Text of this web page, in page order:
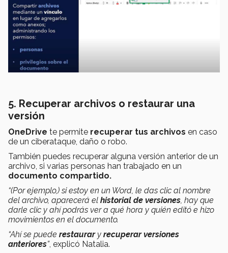
5. Recuperar archivos o restaurar una
versión
OneDrive te permite recuperar tus archivos en caso
de un ciberataque, daño o robo.
También puedes recuperar alguna versión anterior de un
archivo, si varias personas han trabajado en un
documento compartido.
“(Por ejemplo,) si estoy en un Word, le das clic al nombre
del archivo, aparecerá el historial de versiones, hay que
darle clic y ahí podrás ver a qué hora y quién editó e hizo
movimientos en el documento.
“Ahí se puede restaurar y recuperar versiones
anteriores”, explicó Natalia.